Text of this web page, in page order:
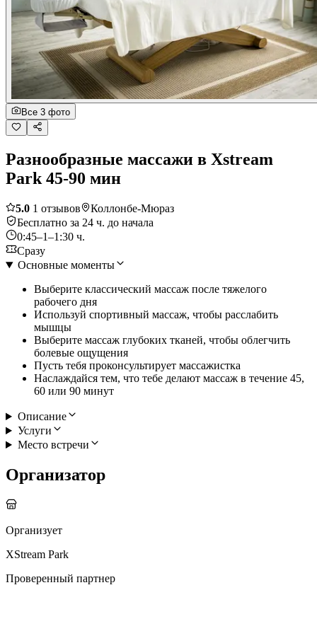
Все 3 фото
Разнообразные массажи в Xstream
Park 45-90 мин
5.0 1 отзывов
Коллонбе-Мюраз
Бесплатно за 24 ч. до начала
0:45–1–1:30 ч.
Сразу
Основные моменты
Выберите классический массаж после тяжелого
рабочего дня
Используй спортивный массаж, чтобы расслабить
мышцы
Выберите массаж глубоких тканей, чтобы облегчить
болевые ощущения
Пусть тебя проконсультирует массажистка
Наслаждайся тем, что тебе делают массаж в течение 45,
60 или 90 минут
Описание
Услуги
Место встречи
Организатор
Организует
XStream Park
Проверенный партнер